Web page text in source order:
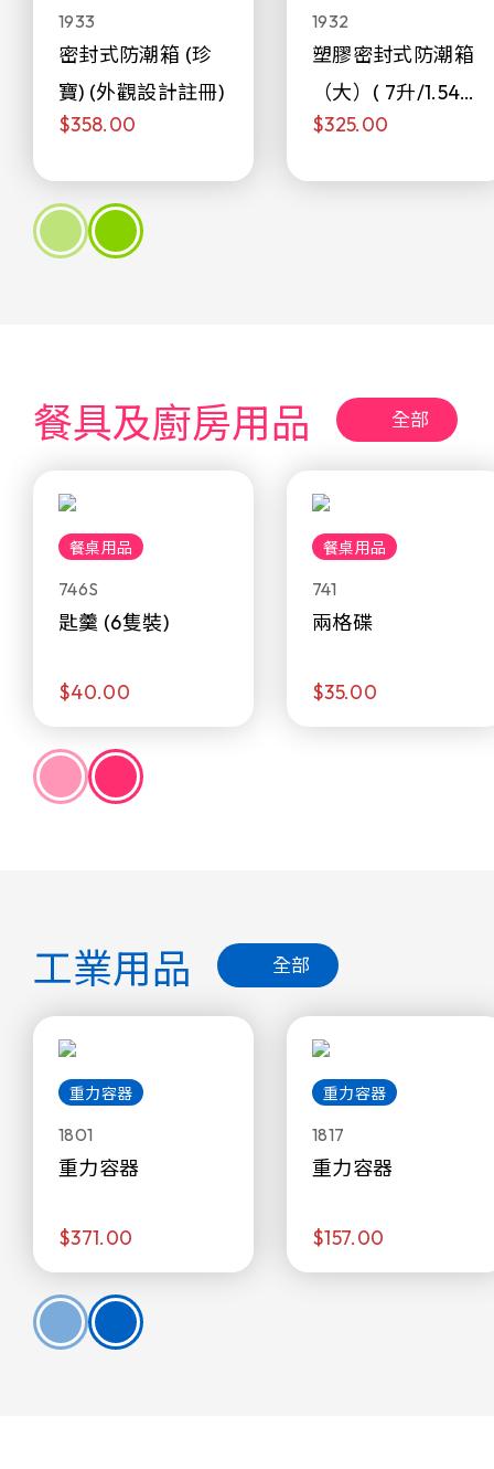
1933
密封式防潮箱 (珍
寶) (外觀設計註冊)
$358.00
1932
塑膠密封式防潮箱
（大）( 7升/1.54加
侖)
$325.00
餐具及廚房用品 全部
餐桌用品
746S
匙羹 (6隻裝)
$40.00
餐桌用品
741
兩格碟
$35.00
工業用品 全部
重力容器
1801
重力容器
$371.00
重力容器
1817
重力容器
$157.00